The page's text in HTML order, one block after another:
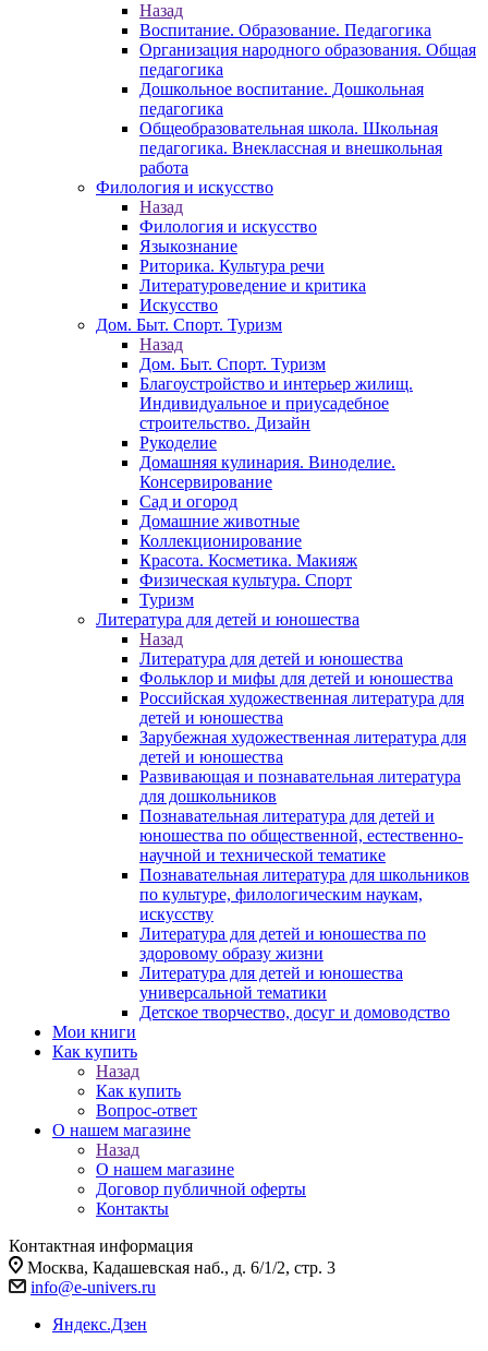
Назад
Воспитание. Образование. Педагогика
Организация народного образования. Общая
педагогика
Дошкольное воспитание. Дошкольная
педагогика
Общеобразовательная школа. Школьная
педагогика. Внеклассная и внешкольная
работа
Филология и искусство
Назад
Филология и искусство
Языкознание
Риторика. Культура речи
Литературоведение и критика
Искусство
Дом. Быт. Спорт. Туризм
Назад
Дом. Быт. Спорт. Туризм
Благоустройство и интерьер жилищ.
Индивидуальное и приусадебное
строительство. Дизайн
Рукоделие
Домашняя кулинария. Виноделие.
Консервирование
Сад и огород
Домашние животные
Коллекционирование
Красота. Косметика. Макияж
Физическая культура. Спорт
Туризм
Литература для детей и юношества
Назад
Литература для детей и юношества
Фольклор и мифы для детей и юношества
Российская художественная литература для
детей и юношества
Зарубежная художественная литература для
детей и юношества
Развивающая и познавательная литература
для дошкольников
Познавательная литература для детей и
юношества по общественной, естественно-
научной и технической тематике
Познавательная литература для школьников
по культуре, филологическим наукам,
искусству
Литература для детей и юношества по
здоровому образу жизни
Литература для детей и юношества
универсальной тематики
Детское творчество, досуг и домоводство
Мои книги
Как купить
Назад
Как купить
Вопрос-ответ
О нашем магазине
Назад
О нашем магазине
Договор публичной оферты
Контакты
Контактная информация
Москва, Кадашевская наб., д. 6/1/2, стр. 3
info@e-univers.ru
Яндекс.Дзен